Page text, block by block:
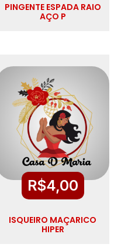
PINGENTE ESPADA RAIO
AÇO P
R$4,00
ISQUEIRO MAÇARICO
HIPER